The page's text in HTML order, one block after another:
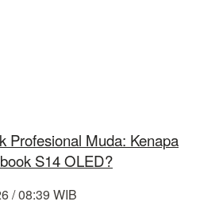
Profesional Muda: Kenapa
S14 OLED?
/ 08:39 WIB